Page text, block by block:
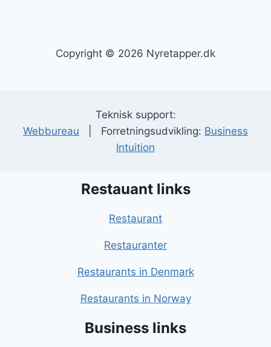
Copyright © 2026 Nyretapper.dk
Teknisk support:
Webbureau | Forretningsudvikling: Business
Intuition
Restauant links
Restaurant
Restauranter
Restaurants in Denmark
Restaurants in Norway
Business links